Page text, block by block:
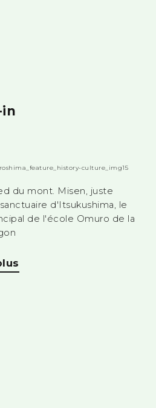
in
du mont. Misen, juste
d'Itsukushima, le
de l'école Omuro de la